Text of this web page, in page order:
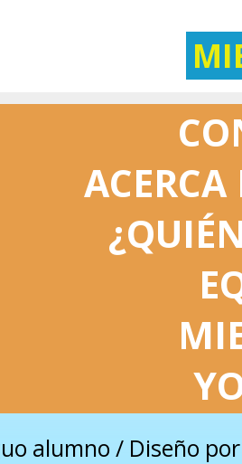
alumno / Diseño